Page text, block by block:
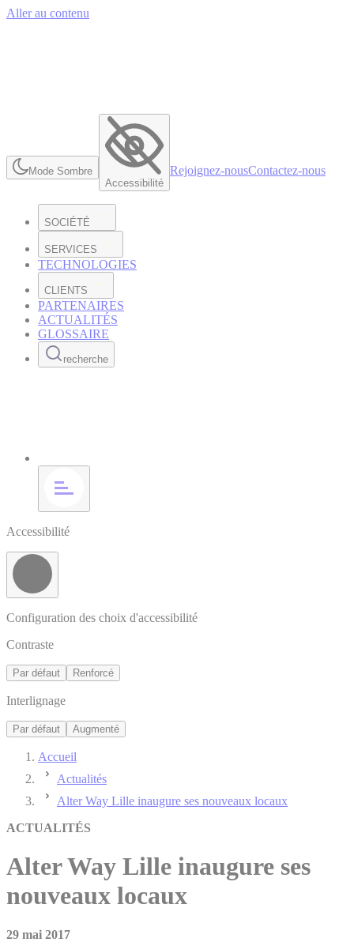
Aller au contenu
Mode Sombre
Accessibilité
Rejoignez-nousContactez-nous
SOCIÉTÉ
SERVICES
TECHNOLOGIES
CLIENTS
PARTENAIRES
ACTUALITÉS
GLOSSAIRE
recherche
Accessibilité
Configuration des choix d'accessibilité
Contraste
Par défaut Renforcé
Interlignage
Par défaut Augmenté
Accueil
Actualités
Alter Way Lille inaugure ses nouveaux locaux
ACTUALITÉS
Alter Way Lille inaugure ses
nouveaux locaux
29 mai 2017